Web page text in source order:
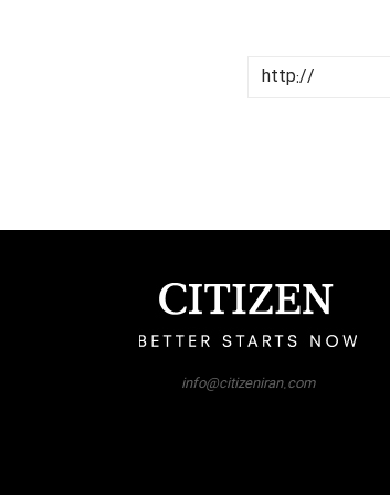
info@citizeniran.com